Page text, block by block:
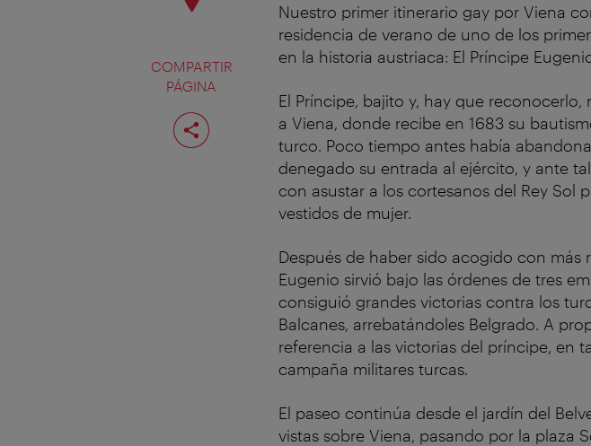
COMPARTIR
PÁGINA
Compartir
página
Nuestro primer itinerario gay por Viena
residencia de verano de uno de los
en la historia austriaca: El Príncipe
El Príncipe, bajito y, hay que
a Viena, donde recibe en 1683 su
turco. Poco tiempo antes había
denegado su entrada al ejército, y ante
con asustar a los cortesanos del Rey Sol
vestidos de mujer.
Después de haber sido acogido con más
Eugenio sirvió bajo las órdenes de tres
consiguió grandes victorias contra los
Balcanes, arrebatándoles Belgrado. A
referencia a las victorias del príncipe, en
campaña militares turcas.
El paseo continúa desde el jardín del
vistas sobre Viena, pasando por la plaza